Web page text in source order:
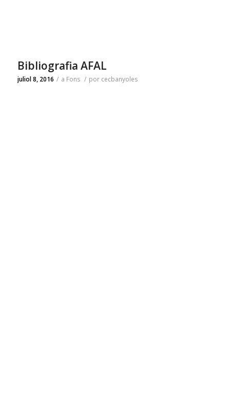
Bibliografia AFAL
juliol 8, 2016 / a Fons / por cecbanyoles